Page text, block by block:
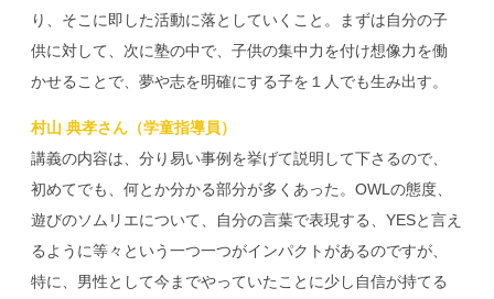
り、そこに即した活動に落としていくこと。まずは自分の子
供に対して、次に塾の中で、子供の集中力を付け想像力を働
かせることで、夢や志を明確にする子を１人でも生み出す。
村山 典孝さん（学童指導員）
講義の内容は、分り易い事例を挙げて説明して下さるので、
初めてでも、何とか分かる部分が多くあった。OWLの態度、
遊びのソムリエについて、自分の言葉で表現する、YESと言え
るように等々という一つ一つがインパクトがあるのですが、
特に、男性として今までやっていたことに少し自信が持てる